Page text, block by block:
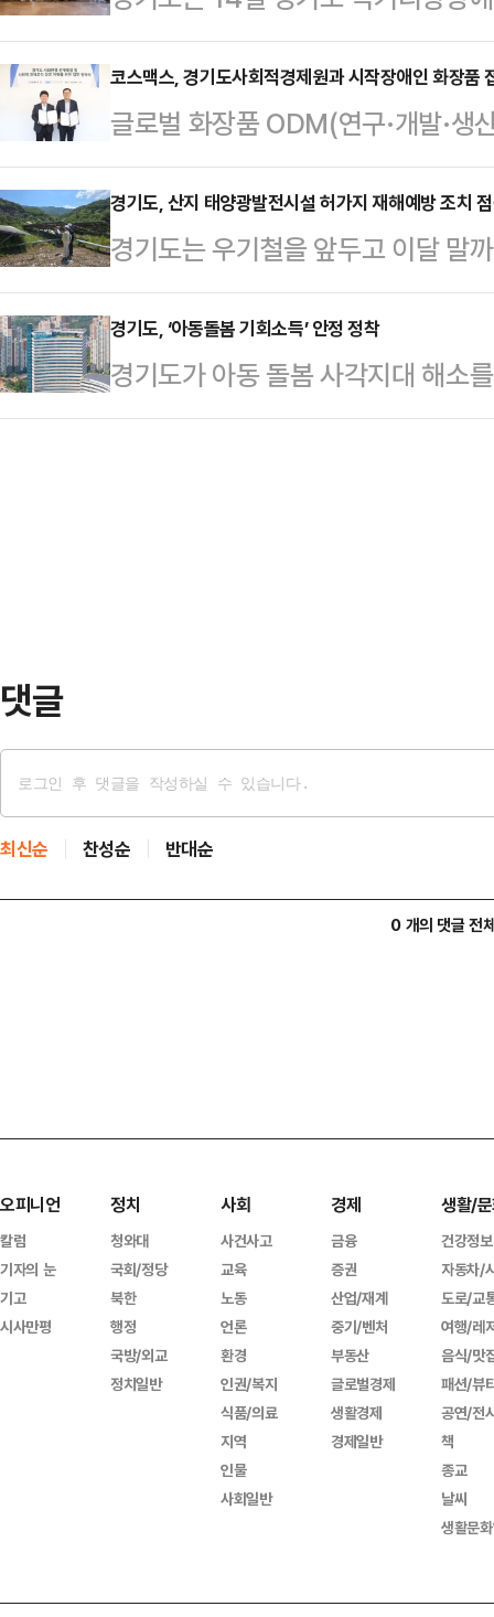
를 열고 시스템 구축 방향에 대한
난해 11월부터 지난 3월까지 진행
수립 용역’ 결과를 바탕으로 추진
이행상황 관리까지 …
대상으로 한국문화 체험 행사를 개
계절근로자에게 한국의 정서와 문
위해 마련됐다.체험에 참가한 연천
일 베트남에서 입국했으며 오는 11
다.경기도 먹거리광장은 먹거리를
영할 수 있도록 경기도가 수원시 서
는 불고기 만들기와 시…
코스맥스, 경기도사회적경제원과 시작장애인 화장품
글로벌 화장품 ODM(연구·개발·생
회적경제원과 사회환경 문제해결
을 진행했다고 12일 밝혔다.이번
적기업 등 사회적경제조직과 다양
하며 다양한 성장 기회를 제공할
Innovation) 인프라와 중소기업의
동반성장을 위한 상생 모델 구축에
해 …
경기도, 산지 태양광발전시설 허가지 재해예방 조치
경기도는 우기철을 앞두고 이달 말
방 조치 사항을 점검한다고 13일
산지허가지의 재해예방을 위해 산
수처리, 비탈면 복구현황 등을 정
가지 중 20개소를 점검했다.도는
경기도, ‘아동돌봄 기회소득’ 안정 정착
경기도가 아동 돌봄 사각지대 해소
사업이 도입 1년여 만에 돌봄에 참
댓글
최신순 찬성순 반대순
0 개의 댓글 전
오피니언
칼럼
기자의 눈
기고
시사만평
정치
청와대
국회/정당
북한
행정
국방/외교
정치일반
사회
사건사고
교육
노동
언론
환경
인권/복지
식품/의료
지역
인물
사회일반
경제
금융
증권
산업/재계
중기/벤처
부동산
글로벌경제
생활경제
경제일반
생활/
건강정보
자동차/
도로/교
여행/레
음식/맛
패션/뷰
공연/전
책
종교
날씨
생활문